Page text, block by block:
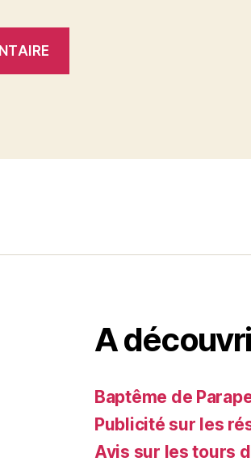
A
Baptême de
Publicité sur les
Avis sur les tours